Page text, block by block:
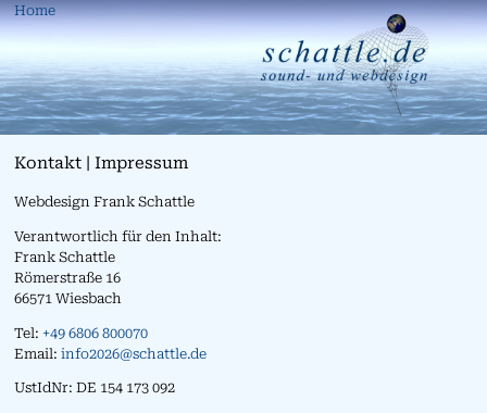
Home
Kontakt | Impressum
Webdesign Frank Schattle
Verantwortlich für den Inhalt:
Frank Schattle
Römerstraße 16
66571 Wiesbach
Tel:+49 6806 800070
Email:info2026@schattle.de
UstIdNr: DE 154 173 092